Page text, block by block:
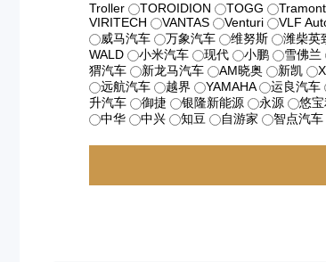
Troller
TOROIDION TOGG
VIRITECH
VANTAS Venturi VLF
威马汽车
万象汽车 维努斯 潍柴英
WALD
小米汽车 现代 小鹏 雪佛兰
猬汽车
新龙马汽车 AM晓奥 新凯
远航汽车
越界 YAMAHA 运良汽车
升汽车
御捷 银隆新能源 永源 悠宝
中华
中兴 知豆 自游家 智点汽车